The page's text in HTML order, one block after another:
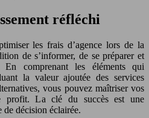
réfléchi
les frais d’agence lors de la
de s’informer, de se préparer et
comprenant les éléments qui
la valeur ajoutée des services
vous pouvez maîtriser vos
profit. La clé du succès est une
de décision éclairée.